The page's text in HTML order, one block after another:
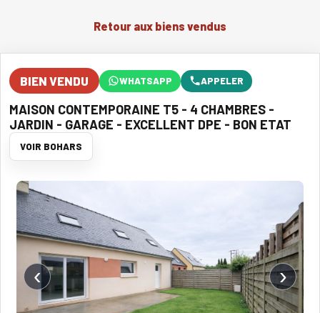
Retour aux biens vendus
BIEN VENDU WHATSAPP APPELER
MAISON CONTEMPORAINE T5 - 4 CHAMBRES -
JARDIN - GARAGE - EXCELLENT DPE - BON ETAT
VOIR BOHARS
‹ ›